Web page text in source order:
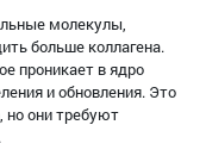
молекулы,
больше коллагена.
проникает в ядро
и обновления. Это
они требуют